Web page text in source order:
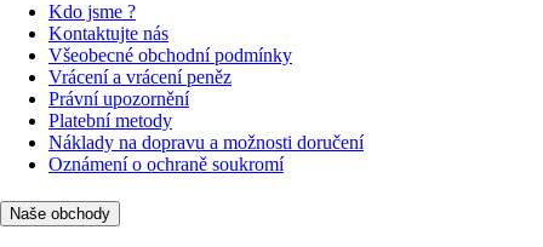
Kdo jsme ?
Kontaktujte nás
Všeobecné obchodní podmínky
Vrácení a vrácení peněz
Právní upozornění
Platební metody
Náklady na dopravu a možnosti doručení
Oznámení o ochraně soukromí
Naše obchody